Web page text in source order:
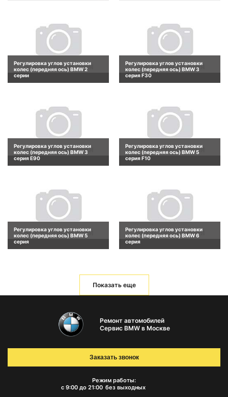
Регулировка углов установки
колес (передняя ось) BMW 2
серии
Регулировка углов установки
колес (передняя ось) BMW 3
серия F30
Регулировка углов установки
колес (передняя ось) BMW 3
серия E90
Регулировка углов установки
колес (передняя ось) BMW 5
серия F10
Регулировка углов установки
колес (передняя ось) BMW 5
серия
Регулировка углов установки
колес (передняя ось) BMW 6
серия
Показать еще
Ремонт автомобилей
Сервис BMW в Москве
Режим работы:
с 9:00 до 21:00 без выходных
Заказать звонок